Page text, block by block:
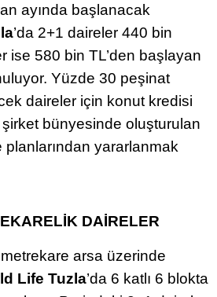
ayında başlanacak
’da 2+1 daireler 440 bin
ise 580 bin TL’den başlayan
Yüzde 30 peşinat
daireler için konut kredisi
şirket bünyesinde oluşturulan
yararlanmak
DAİRELER
arsa üzerinde
Life Tuzla’da 6 katlı 6 blokta